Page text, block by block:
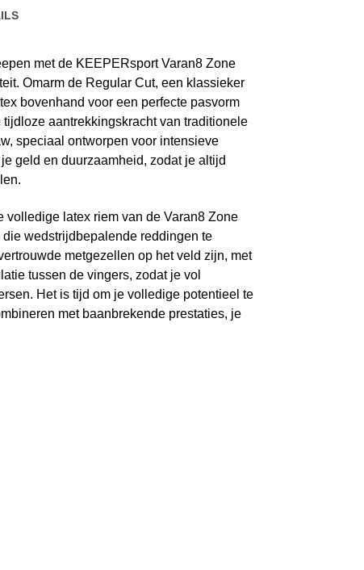
met de KEEPERsport Varan8 Zone
Omarm de Regular Cut, een klassieker
bovenhand voor een perfecte pasvorm
aantrekkingskracht van traditionele
speciaal ontworpen voor intensieve
geld en duurzaamheid, zodat je altijd
volledige latex riem van de Varan8 Zone
wedstrijdbepalende reddingen te
metgezellen op het veld zijn, met
tussen de vingers, zodat je vol
Het is tijd om je volledige potentieel te
met baanbrekende prestaties, je